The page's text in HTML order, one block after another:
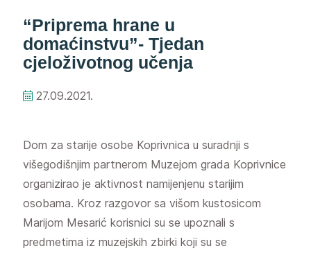
“Priprema hrane u
domaćinstvu”- Tjedan
cjeloživotnog učenja
27.09.2021.
Dom za starije osobe Koprivnica u suradnji s
višegodišnjim partnerom Muzejom grada Koprivnice
organizirao je aktivnost namijenjenu starijim
osobama. Kroz razgovor sa višom kustosicom
Marijom Mesarić korisnici su se upoznali s
predmetima iz muzejskih zbirki koji su se